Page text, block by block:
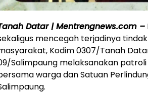
Datar | Mentrengnews.com –
mencegah terjadinya
Kodim 0307/Tanah
Salimpaung melaksanakan
warga dan Satuan